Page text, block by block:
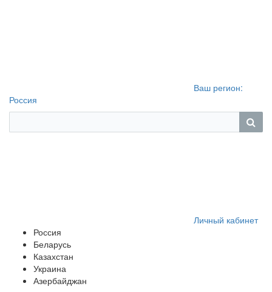
Ваш регион:
Россия
Личный кабинет
Россия
Беларусь
Казахстан
Украина
Азербайджан